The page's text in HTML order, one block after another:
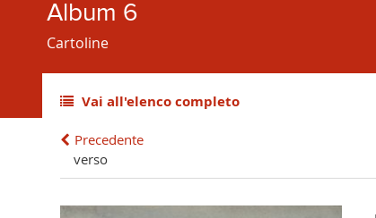
Album 6
Cartoline
Vai all'elenco completo
Precedente
verso